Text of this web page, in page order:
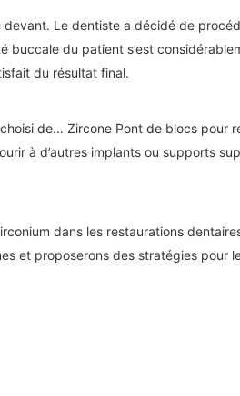
Le dentiste a décidé de
du patient s’est
du résultat final.
de… Zircone Pont de blocs pour
à d’autres implants ou supports
dans les restaurations
et proposerons des stratégies pour